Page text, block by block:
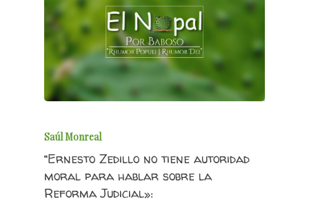
Saúl Monreal
“Ernesto Zedillo no tiene autoridad
moral para hablar sobre la
Reforma Judicial»: